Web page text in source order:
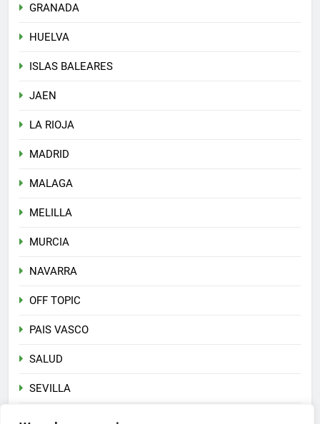
GRANADA
HUELVA
ISLAS BALEARES
JAEN
LA RIOJA
MADRID
MALAGA
MELILLA
MURCIA
NAVARRA
OFF TOPIC
PAIS VASCO
SALUD
SEVILLA